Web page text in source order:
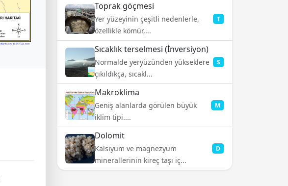
Toprak göçmesi
Yer yüzeyinin çeşitli nedenlerle,
özellikle kömür,...
T
Sıcaklık terselmesi (İnversiyon)
Normalde yeryüzünden yükseklere
çıkıldıkça, sıcakl...
S
Makroklima
Geniş alanlarda görülen büyük
iklim tipi....
M
Dolomit
Kalsiyum ve magnezyum
minerallerinin kireç taşı iç...
D